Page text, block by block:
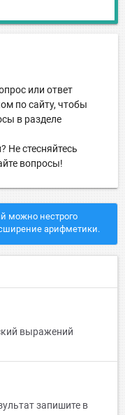
или ответ
по сайту, чтобы
в разделе
Не стесняйтесь
вопросы!
можно нестрого
арифметики.
выражений
запишите в